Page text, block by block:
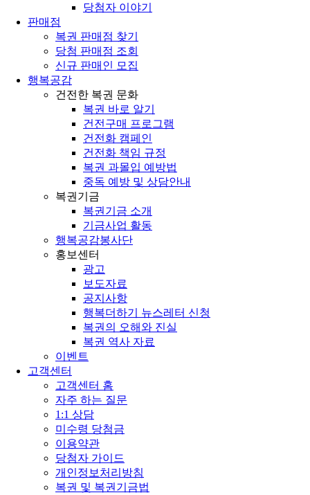
당첨자 이야기
판매점
복권 판매점 찾기
당첨 판매점 조회
신규 판매인 모집
행복공감
건전한 복권 문화
복권 바로 알기
건전구매 프로그램
건전화 캠페인
건전화 책임 규정
복권 과몰입 예방법
중독 예방 및 상담안내
복권기금
복권기금 소개
기금사업 활동
행복공감봉사단
홍보센터
광고
보도자료
공지사항
행복더하기 뉴스레터 신청
복권의 오해와 진실
복권 역사 자료
이벤트
고객센터
고객센터 홈
자주 하는 질문
1:1 상담
미수령 당첨금
이용약관
당첨자 가이드
개인정보처리방침
복권 및 복권기금법